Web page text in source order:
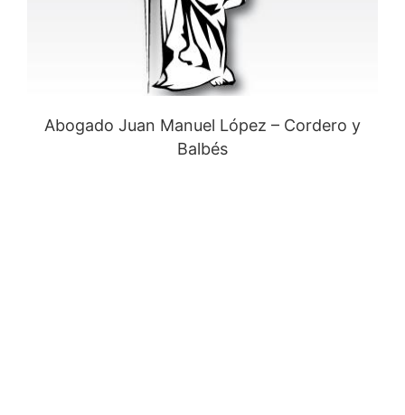
Abogado Juan Manuel López – Cordero y
Balbés